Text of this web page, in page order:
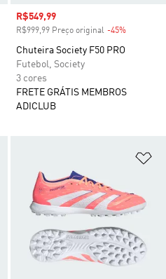
Preço com desconto
R$549,99
R$999,99 Preço original -45%
Chuteira Society F50 PRO
Futebol, Society
3 cores
FRETE GRÁTIS MEMBROS
ADICLUB